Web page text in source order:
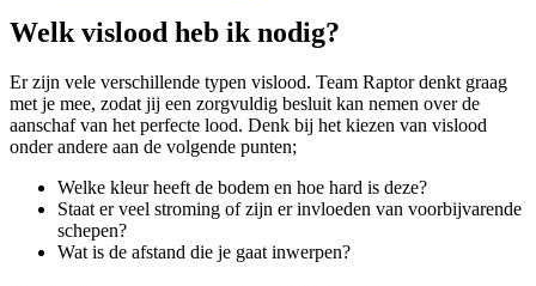
Welk vislood heb ik nodig?
Er zijn vele verschillende typen vislood. Team Raptor denkt graag
met je mee, zodat jij een zorgvuldig besluit kan nemen over de
aanschaf van het perfecte lood. Denk bij het kiezen van vislood
onder andere aan de volgende punten;
Welke kleur heeft de bodem en hoe hard is deze?
Staat er veel stroming of zijn er invloeden van voorbijvarende
schepen?
Wat is de afstand die je gaat inwerpen?